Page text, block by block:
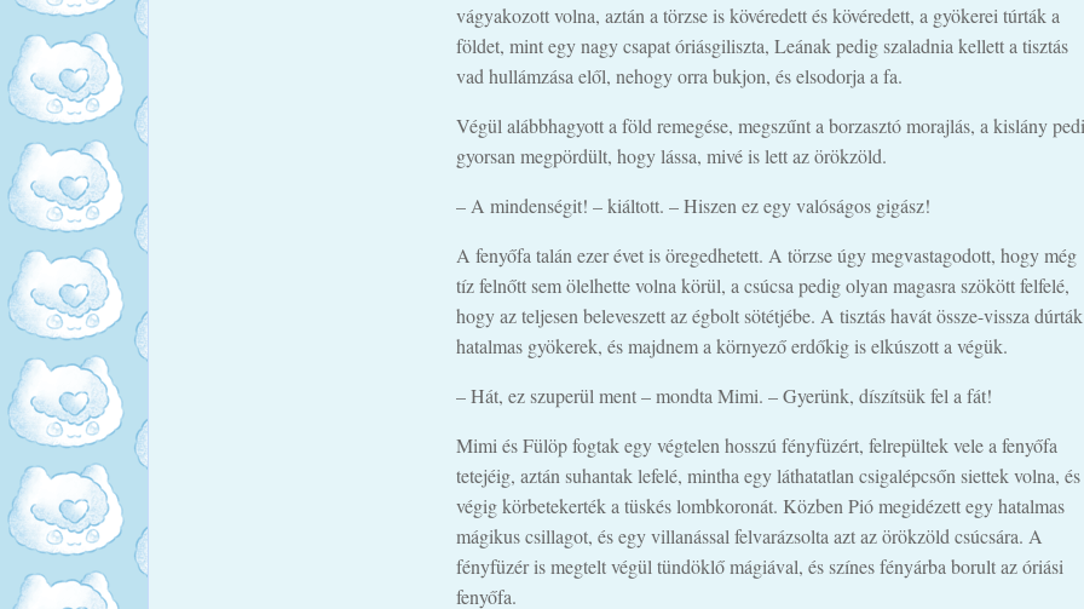
vágyakozott volna, aztán a törzse is kövéredett és kövéredett, a gyökerei túrták a
földet, mint egy nagy csapat óriásgiliszta, Leának pedig szaladnia kellett a tisztás
vad hullámzása elől, nehogy orra bukjon, és elsodorja a fa.
Végül alábbhagyott a föld remegése, megszűnt a borzasztó morajlás, a kislány
gyorsan megpördült, hogy lássa, mivé is lett az örökzöld.
– A mindenségit! – kiáltott. – Hiszen ez egy valóságos gigász!
A fenyőfa talán ezer évet is öregedhetett. A törzse úgy megvastagodott, hogy még
tíz felnőtt sem ölelhette volna körül, a csúcsa pedig olyan magasra szökött felfelé,
hogy az teljesen beleveszett az égbolt sötétjébe. A tisztás havát össze-vissza
hatalmas gyökerek, és majdnem a környező erdőkig is elkúszott a végük.
– Hát, ez szuperül ment – mondta Mimi. – Gyerünk, díszítsük fel a fát!
Mimi és Fülöp fogtak egy végtelen hosszú fényfüzért, felrepültek vele a fenyőfa
tetejéig, aztán suhantak lefelé, mintha egy láthatatlan csigalépcsőn siettek volna, és
végig körbetekerték a tüskés lombkoronát. Közben Pió megidézett egy hatalmas
mágikus csillagot, és egy villanással felvarázsolta azt az örökzöld csúcsára. A
fényfüzér is megtelt végül tündöklő mágiával, és színes fényárba borult az óriási
fenyőfa.